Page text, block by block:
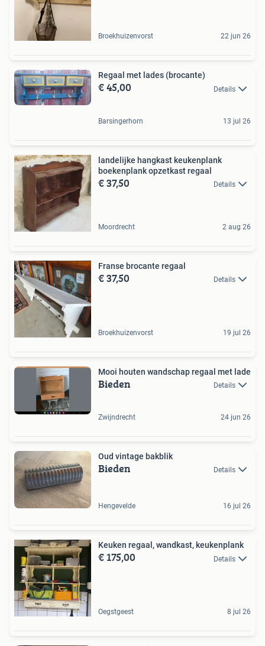
Broekhuizenvorst 22 jun 26
Regaal met lades (brocante)
€ 45,00 Details
Barsingerhorn 13 jul 26
landelijke hangkast keukenplank
boekenplank opzetkast regaal
€ 37,50 Details
Moordrecht 2 aug 26
Franse brocante regaal
€ 37,50 Details
Broekhuizenvorst 19 jul 26
Mooi houten wandschap regaal met lade
Bieden Details
Zwijndrecht 24 jun 26
Oud vintage bakblik
Bieden Details
Hengevelde 16 jul 26
Keuken regaal, wandkast, keukenplank
€ 175,00 Details
Oegstgeest 8 jul 26